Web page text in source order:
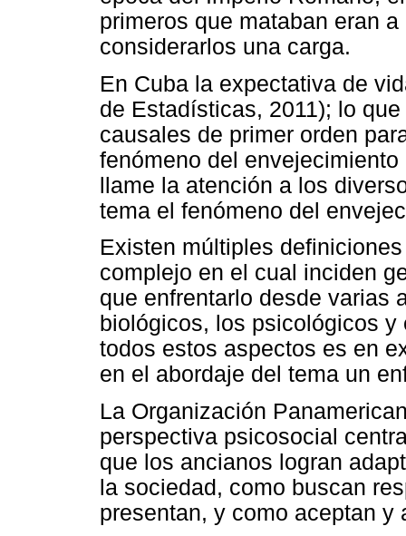
primeros que mataban eran
considerarlos una carga.
En Cuba la expectativa de
de Estadísticas, 2011); lo
causales de primer orden
fenómeno del
llame la atención a los
tema el fenómeno del
Existen múltiples
complejo en el cual inciden
que enfrentarlo desde varias
biológicos, los psicológicos
todos estos aspectos es en
en el abordaje del tema un
La Organización
perspectiva psicosocial
que los ancianos logran
la sociedad, como buscan
presentan, y como aceptan